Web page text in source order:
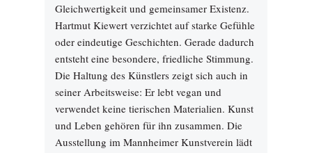
Gleichwertigkeit und gemeinsamer Existenz.
Hartmut Kiewert verzichtet auf starke Gefühle
oder eindeutige Geschichten. Gerade dadurch
entsteht eine besondere, friedliche Stimmung.
Die Haltung des Künstlers zeigt sich auch in
seiner Arbeitsweise: Er lebt vegan und
verwendet keine tierischen Materialien. Kunst
und Leben gehören für ihn zusammen. Die
Ausstellung im Mannheimer Kunstverein lädt